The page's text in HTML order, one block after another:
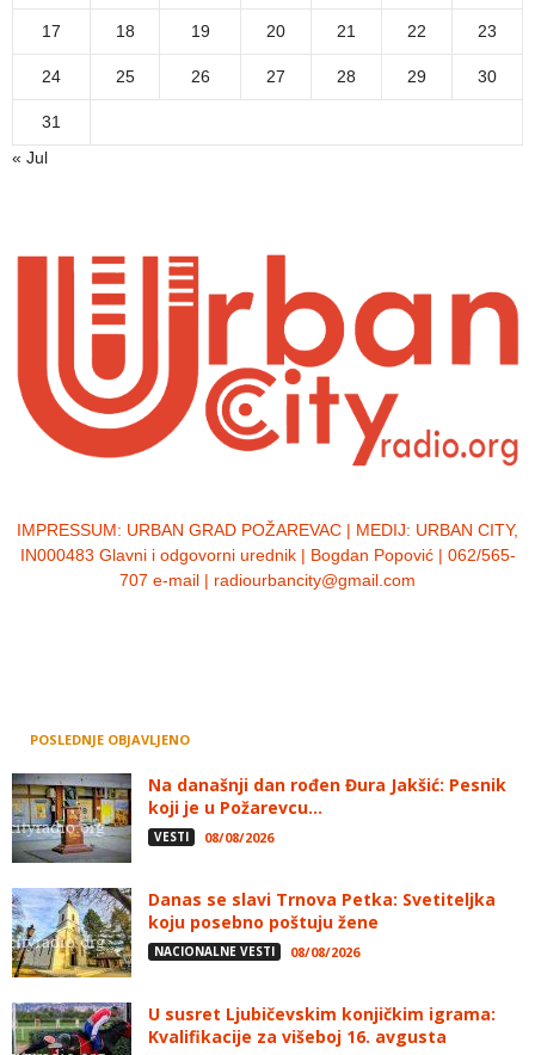
17 18 19 20 21 22 23
24 25 26 27 28 29 30
31
« Jul
IMPRESSUM: URBAN GRAD POŽAREVAC | MEDIJ: URBAN CITY,
IN000483 Glavni i odgovorni urednik | Bogdan Popović | 062/565-
707 e-mail | radiourbancity@gmail.com
POSLEDNJE OBJAVLJENO
Na današnji dan rođen Đura Jakšić: Pesnik
koji je u Požarevcu...
VESTI 08/08/2026
Danas se slavi Trnova Petka: Svetiteljka
koju posebno poštuju žene
NACIONALNE VESTI 08/08/2026
U susret Ljubičevskim konjičkim igrama:
Kvalifikacije za višeboj 16. avgusta